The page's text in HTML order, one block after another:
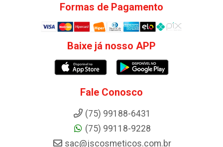
Formas de Pagamento
Baixe já nosso APP
Fale Conosco
(75) 99188-6431
(75) 99118-9228
sac@jscosmeticos.com.br